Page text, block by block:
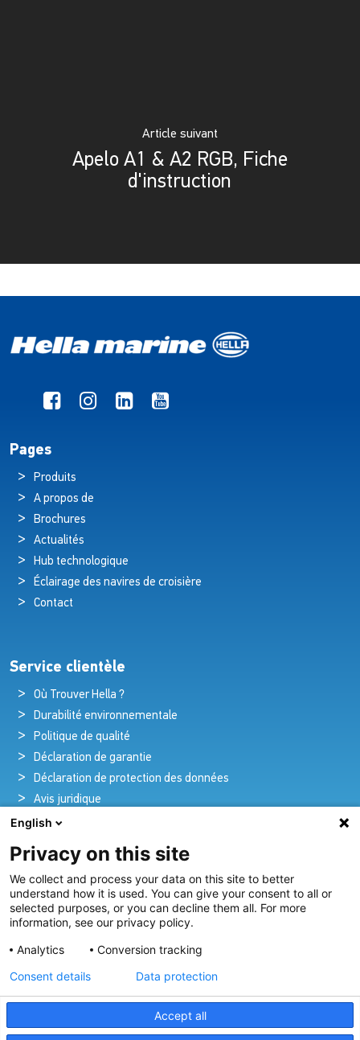
Article suivant
Apelo A1 & A2 RGB, Fiche
d'instruction
Pages
Produits
A propos de
Brochures
Actualités
Hub technologique
Éclairage des navires de croisière
Contact
Service clientèle
Où Trouver Hella ?
Durabilité environnementale
Politique de qualité
Déclaration de garantie
Déclaration de protection des données
Avis juridique
Pionniers de la brillance et de l'innovation
nautique
Depuis plus de 100 ans, nous créons et fournissons avec
passion des solutions d'éclairage innovantes pour tous les
secteurs de l'industrie maritime.
English
Privacy on this site
We collect and process your data on this site to better
understand how it is used. You can give your consent to all or
selected purposes, or you can decline them all. For more
information, see our privacy policy.
Analytics
Conversion tracking
Accept all
Consent details Data protection